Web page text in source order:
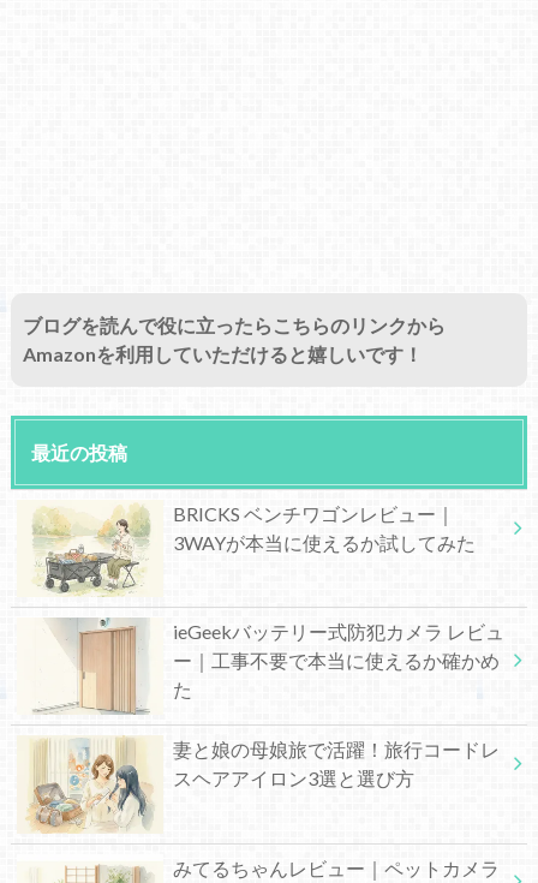
ブログを読んで役に立ったらこちらのリンクから
Amazonを利用していただけると嬉しいです！
最近の投稿
BRICKS ベンチワゴンレビュー｜
3WAYが本当に使えるか試してみた
ieGeekバッテリー式防犯カメラ レビュ
ー｜工事不要で本当に使えるか確かめ
た
妻と娘の母娘旅で活躍！旅行コードレ
スヘアアイロン3選と選び方
みてるちゃんレビュー｜ペットカメラ